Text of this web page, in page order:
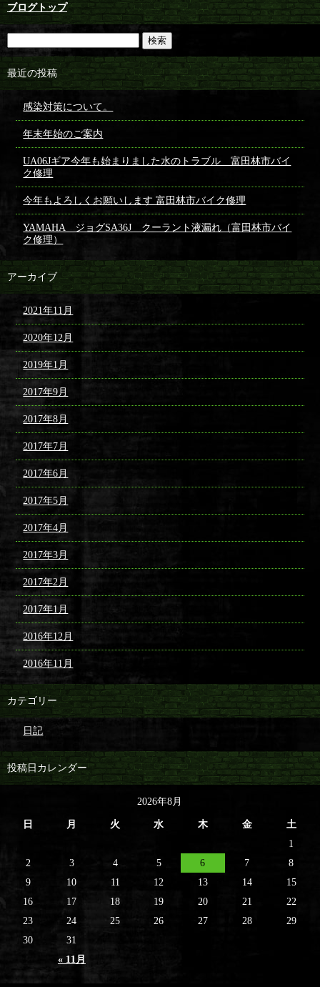
ブログトップ
最近の投稿
感染対策について。
年末年始のご案内
UA06Jギア今年も始まりました水のトラブル 富田林市バイ
ク修理
今年もよろしくお願いします 富田林市バイク修理
YAMAHA ジョグSA36J クーラント液漏れ（富田林市バイ
ク修理）
アーカイブ
2021年11月
2020年12月
2019年1月
2017年9月
2017年8月
2017年7月
2017年6月
2017年5月
2017年4月
2017年3月
2017年2月
2017年1月
2016年12月
2016年11月
カテゴリー
日記
投稿日カレンダー
2026年8月
日 月 火 水 木 金 土
« 11月
1
2
3 4 5 6 7
8
9
10 11 12 13 14
15
16
17 18 19 20 21
22
23
24 25 26 27 28
29
30
31